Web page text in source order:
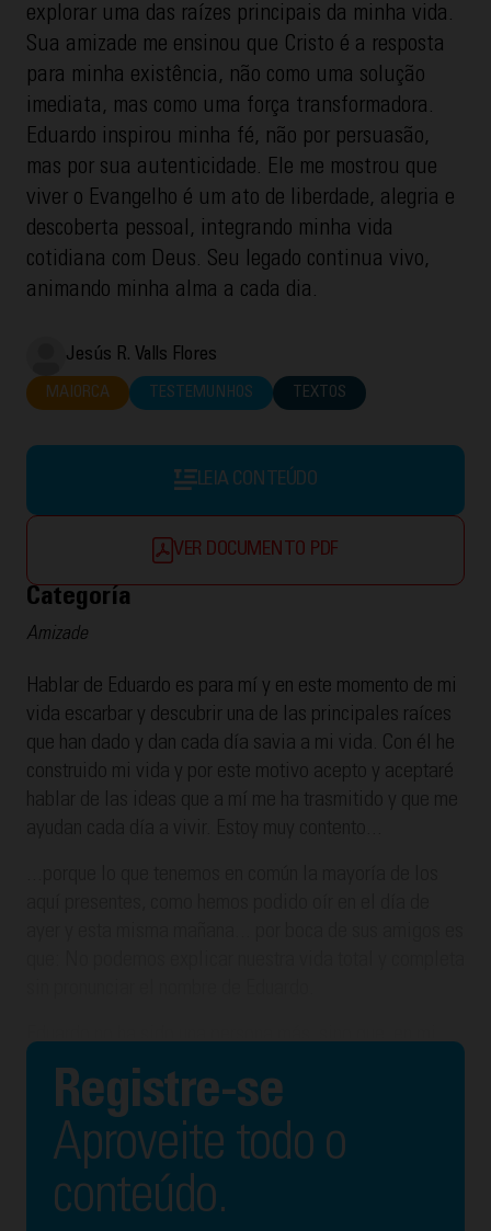
explorar uma das raízes principais da minha vida.
Sua amizade me ensinou que Cristo é a resposta
para minha existência, não como uma solução
imediata, mas como uma força transformadora.
Eduardo inspirou minha fé, não por persuasão,
mas por sua autenticidade. Ele me mostrou que
viver o Evangelho é um ato de liberdade, alegria e
descoberta pessoal, integrando minha vida
cotidiana com Deus. Seu legado continua vivo,
animando minha alma a cada dia.
Jesús R. Valls Flores
MAIORCA TESTEMUNHOS TEXTOS
LEIA CONTEÚDO
VER DOCUMENTO PDF
Categoría
Amizade
Hablar de Eduardo es para mí y en este momento de mi
vida escarbar y descubrir una de las principales raíces
que han dado y dan cada día savia a mi vida. Con él he
construido mi vida y por este motivo acepto y aceptaré
hablar de las ideas que a mí me ha trasmitido y que me
caso, como el de muchos de vosotros, constituye el
ADN, de la tendencia de nuestro comportamiento. Toda
opción en mi vida ha estado ilustrada por su presencia
de una forma u otra y siempre aparece inevitablemente,
en el qué de mi persona y frente al cómo de mi
comportamiento.
Registre-se
Aproveite todo o
conteúdo.